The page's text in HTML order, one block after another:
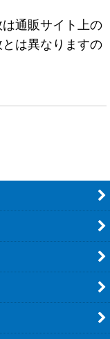
通販サイト上の
は異なりますの